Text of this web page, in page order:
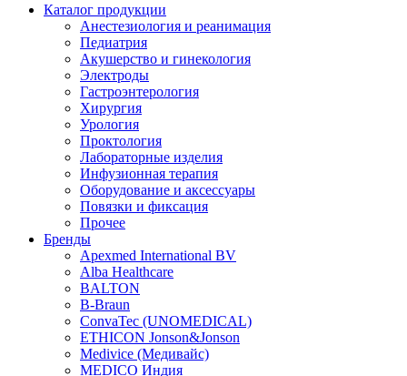
Каталог продукции
Анестезиология и реанимация
Педиатрия
Акушерство и гинекология
Электроды
Гастроэнтерология
Хирургия
Урология
Проктология
Лабораторные изделия
Инфузионная терапия
Оборудование и аксессуары
Повязки и фиксация
Прочее
Бренды
Apexmed International BV
Alba Healthcare
BALTON
B-Braun
ConvaTec (UNOMEDICAL)
ETHICON Jonson&Jonson
Medivice (Медивайс)
MEDICO Индия